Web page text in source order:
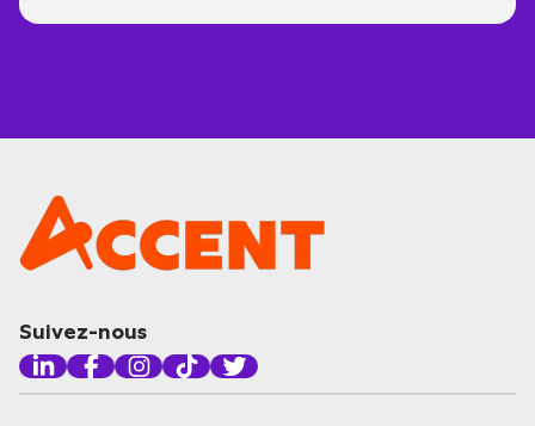
Suivez-nous